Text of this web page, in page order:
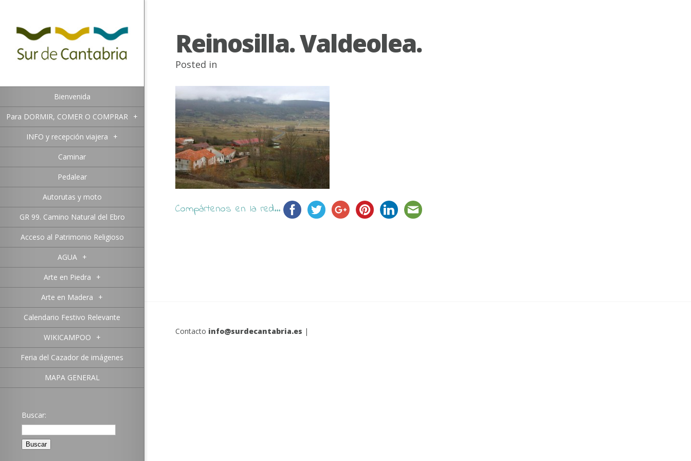
Bienvenida
Para DORMIR, COMER O COMPRAR +
INFO y recepción viajera +
Caminar
Pedalear
Autorutas y moto
GR 99. Camino Natural del Ebro
Acceso al Patrimonio Religioso
AGUA +
Arte en Piedra +
Arte en Madera +
Calendario Festivo Relevante
WIKICAMPOO +
Feria del Cazador de imágenes
MAPA GENERAL
Buscar:
Reinosilla. Valdeolea.
Posted in
Compártenos en la red...
Contacto info@surdecantabria.es |